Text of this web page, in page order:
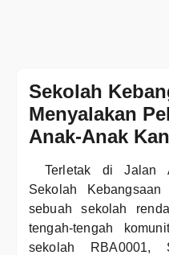
Sekolah
Menyalakan
Anak-Anak
Terletak di Jalan
Sekolah
sebuah sekolah
tengah-tengah
sekolah